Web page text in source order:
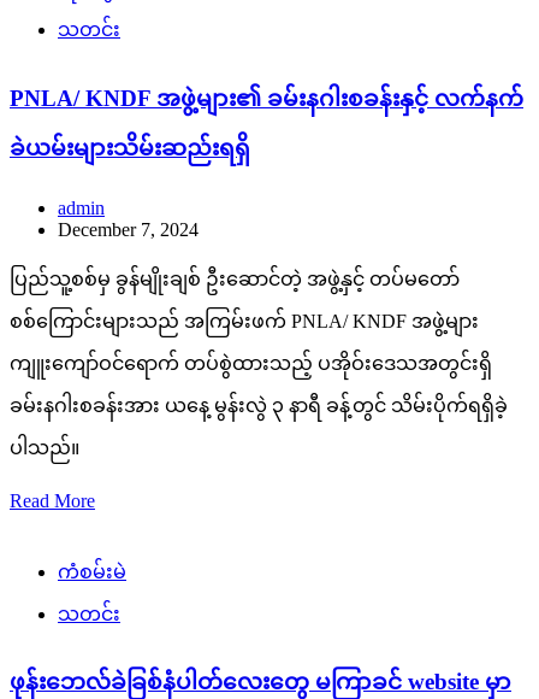
သတင်း
PNLA/ KNDF အဖွဲ့များ၏ ခမ်းနဂါးစခန်းနှင့် လက်နက်
ခဲယမ်းများသိမ်းဆည်းရရှိ
admin
December 7, 2024
ပြည်သူ့စစ်မှ ခွန်မျိုးချစ် ဦးဆောင်တဲ့ အဖွဲ့နှင့် တပ်မတော်
စစ်ကြောင်းများသည် အကြမ်းဖက် PNLA/ KNDF အဖွဲ့များ
ကျူးကျော်ဝင်ရောက် တပ်စွဲထားသည့် ပအိုဝ်းဒေသအတွင်းရှိ
ခမ်းနဂါးစခန်းအား ယနေ့ မွန်းလွဲ ၃ နာရီ ခန့်တွင် သိမ်းပိုက်ရရှိခဲ့
ပါသည်။
Read More
ကံစမ်းမဲ
သတင်း
ဖုန်းဘေလ်ခဲခြစ်နံပါတ်လေးတွေ မကြာခင် website မှာ